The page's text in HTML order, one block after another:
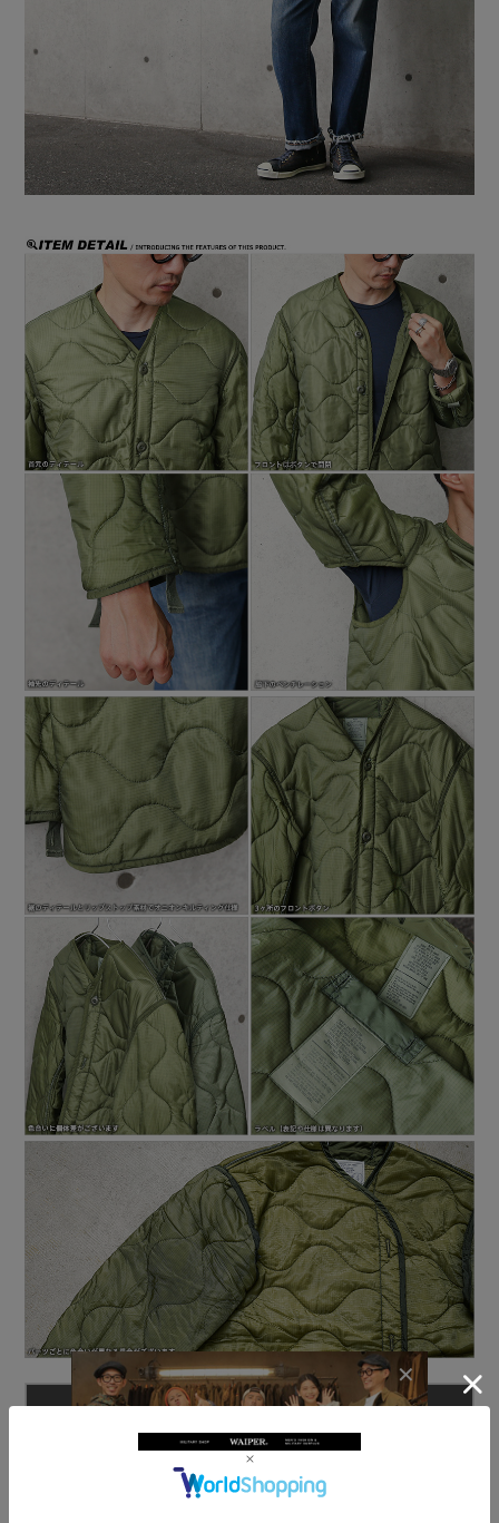
商品名
実物 新品 デッドストック 米軍 M-65 フィールドジャケット用ラ
イナー
商品説明